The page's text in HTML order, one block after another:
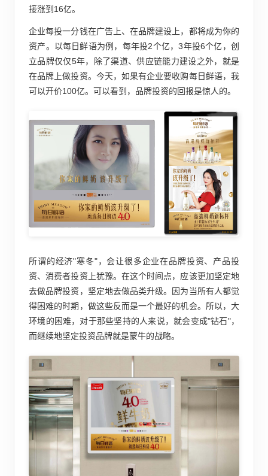
接涨到16亿。
企业每投一分钱在广告上、在品牌建设上，都将成为你的
资产。以每日鲜语为例，每年投2个亿，3年投6个亿，创
立品牌仅仅5年，除了渠道、供应链能力建设之外，就是
在品牌上做投资。今天，如果有企业要收购每日鲜语，我
可以开价100亿。可以看到，品牌投资的回报是惊人的。
所谓的经济"寒冬"，会让很多企业在品牌投资、产品投
资、消费者投资上犹豫。在这个时间点，应该更加坚定地
去做品牌投资，坚定地去做品类升级。因为当所有人都觉
得困难的时期，做这些反而是一个最好的机会。所以，大
环境的困难，对于那些坚持的人来说，就会变成"钻石"，
而继续地坚定投资品牌就是蒙牛的战略。